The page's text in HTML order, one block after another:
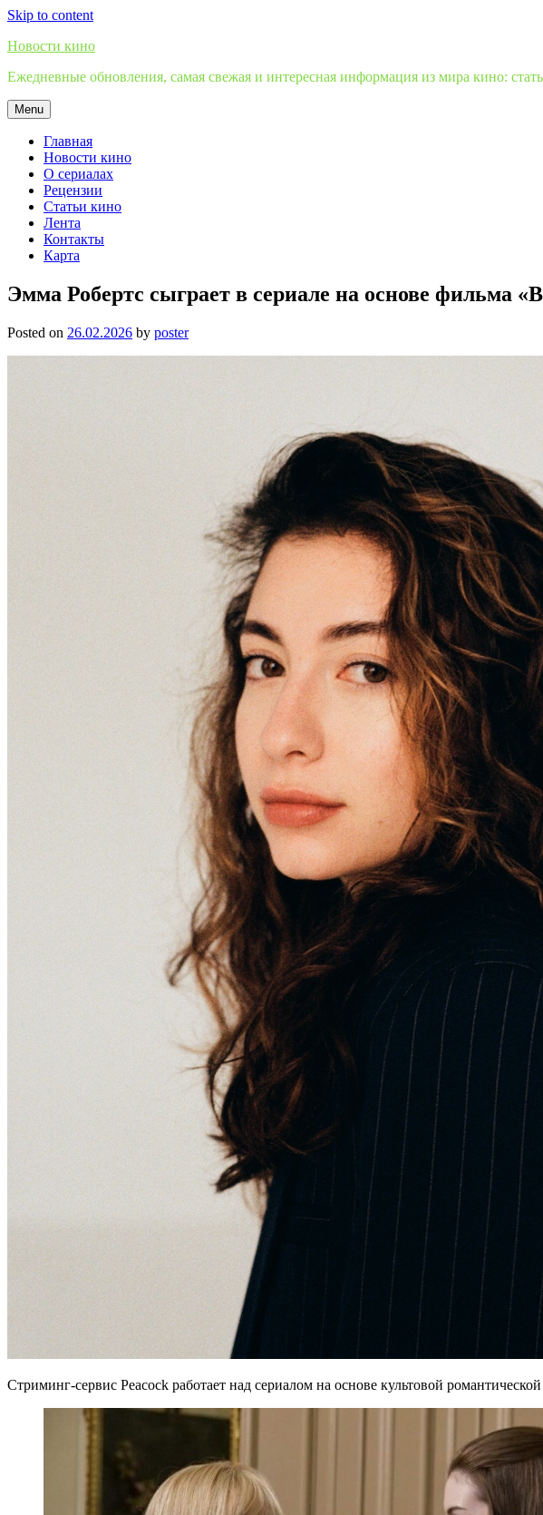
Skip to content
Новости кино
Ежедневные обновления, самая свежая и интересная информация из мира кино:
Menu
Главная
Новости кино
О сериалах
Рецензии
Статьи кино
Лента
Контакты
Карта
Эмма Робертс сыграет в сериале на основе фильма
Posted on 26.02.2026 by poster
Стриминг-сервис Peacock работает над сериалом на основе культовой